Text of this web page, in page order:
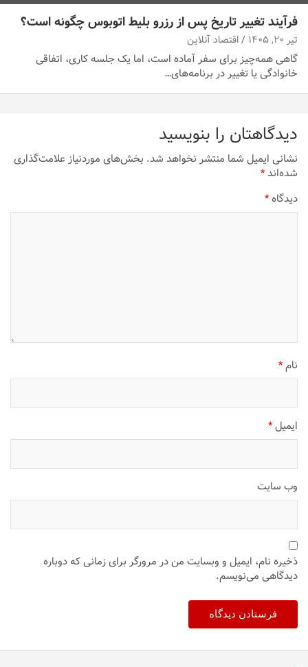
فرآیند تغییر تاریخ پس از رزرو بلیط اتوبوس چگونه است؟
تیر ۲۰, ۱۴۰۵ اقتصاد آنلاین
گاهی همه‌چیز برای سفر آماده است، اما یک جلسه کاری، اتفاقی
خانوادگی یا تغییر در برنامه‌های…
دیدگاهتان را بنویسید
نشانی ایمیل شما منتشر نخواهد شد.بخش‌های موردنیاز علامت‌گذاری
شده‌اند*
دیدگاه*
نام*
ایمیل*
وب‌ سایت
ذخیره نام، ایمیل و وبسایت من در مرورگر برای زمانی که دوباره
دیدگاهی می‌نویسم.